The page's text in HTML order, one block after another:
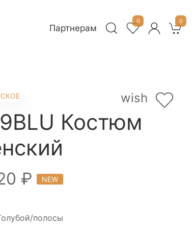
Партнерам
0 0
Костюм
wish
₽ NEW
полосы